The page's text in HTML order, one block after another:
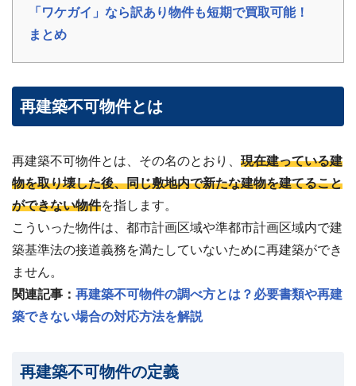
様
レ
ュ
よ
く
る
質
問
定・
取・
共
有
持
分
※
し
「ワケガイ」なら訳あり物件も短期で買取可能！
まとめ
再建築不可物件とは
再建築不可物件とは、その名のとおり、 現在建っている建
物を取り壊した後、同じ敷地内で新たな建物を建てること
ができない物件を指します。
こういった物件は、都市計画区域や準都市計画区域内で建
築基準法の接道義務を満たしていないために再建築ができ
ません。
関連記事： 再建築不可物件の調べ方とは？必要書類や再建
築できない場合の対応方法を解説
再建築不可物件の定義